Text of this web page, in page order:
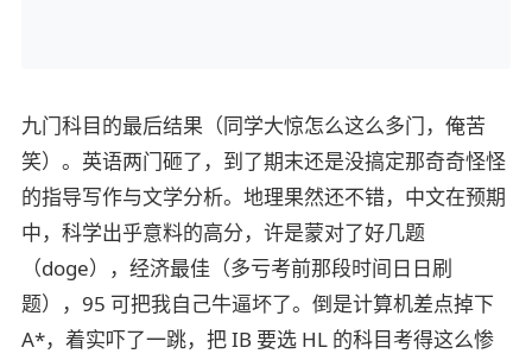
九门科目的最后结果（同学大惊怎么这么多门，俺苦
笑）。英语两门砸了，到了期末还是没搞定那奇奇怪怪
的指导写作与文学分析。地理果然还不错，中文在预期
中，科学出乎意料的高分，许是蒙对了好几题
（doge），经济最佳（多亏考前那段时间日日刷
题），95 可把我自己牛逼坏了。倒是计算机差点掉下
A*，着实吓了一跳，把 IB 要选 HL 的科目考得这么惨